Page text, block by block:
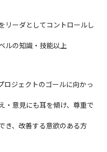
ーダとしてコントロールし
ルの知識・技能以上
ジェクトのゴールに向かっ
意見にも耳を傾け、尊重で
き、改善する意欲のある方